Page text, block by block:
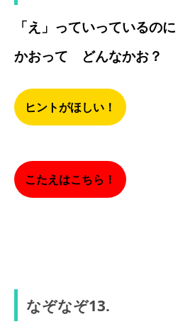
「え」っていっているのに
かおって どんなかお？
ヒントがほしい！
こたえはこちら！
なぞなぞ13.